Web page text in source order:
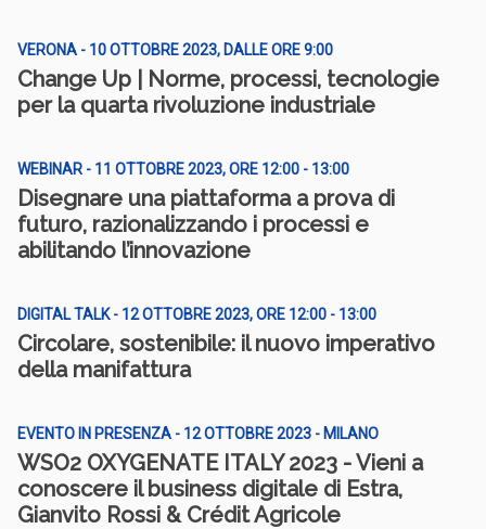
VERONA - 10 OTTOBRE 2023, DALLE ORE 9:00
Change Up | Norme, processi, tecnologie
per la quarta rivoluzione industriale
WEBINAR - 11 OTTOBRE 2023, ORE 12:00 - 13:00
Disegnare una piattaforma a prova di
futuro, razionalizzando i processi e
abilitando l’innovazione
DIGITAL TALK - 12 OTTOBRE 2023, ORE 12:00 - 13:00
Circolare, sostenibile: il nuovo imperativo
della manifattura
EVENTO IN PRESENZA - 12 OTTOBRE 2023 - MILANO
WSO2 OXYGENATE ITALY 2023 - Vieni a
conoscere il business digitale di Estra,
Gianvito Rossi & Crédit Agricole